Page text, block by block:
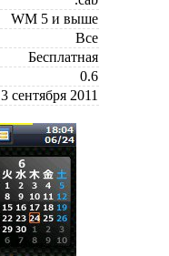
WM 5 и выше
Все
Бесплатная
0.6
3 сентября 2011